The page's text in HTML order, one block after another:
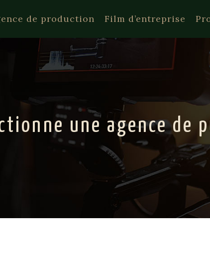
de production Film d’entreprise
une agence de